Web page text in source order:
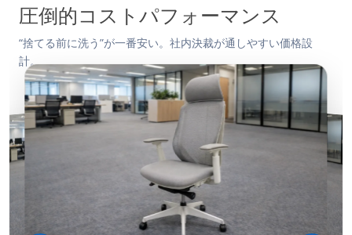
圧倒的コストパフォーマンス
“捨てる前に洗う”が一番安い。社内決裁が通しやすい価格設
計。